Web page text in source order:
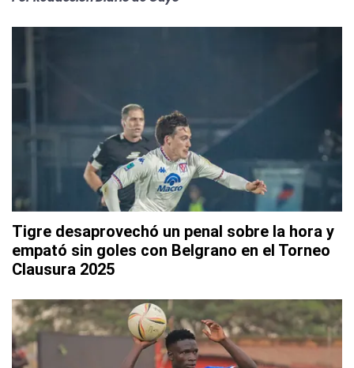
Tigre desaprovechó un penal sobre la hora y
empató sin goles con Belgrano en el Torneo
Clausura 2025